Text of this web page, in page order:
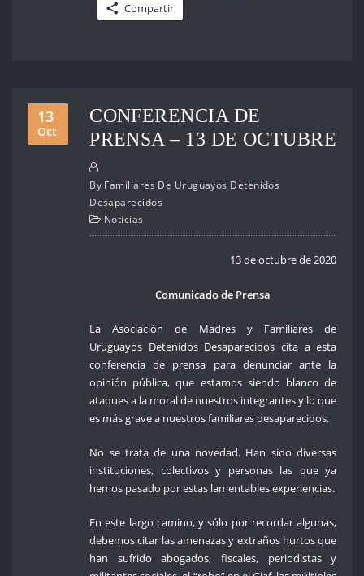
Compartir
13
Oct
CONFERENCIA DE
PRENSA – 13 DE OCTUBRE
By Familiares De Uruguayos Detenidos
Desaparecidos
Noticias
13 de octubre de 2020
Comunicado de Prensa
La Asociación de Madres y Familiares de
Uruguayos Detenidos Desaparecidos cita a esta
conferencia de prensa para denunciar ante la
opinión pública, que estamos siendo blanco de
ataques a la moral de nuestros integrantes y lo que
es más grave a nuestros familiares desaparecidos.
No se trata de una novedad. Han sido diversas
instituciones, colectivos y personas las que ya
hemos pasado por estas lamentables experiencias.
En este largo camino, y sólo por recordar algunas,
debemos citar las amenazas y extraños hurtos que
han sufrido abogados, fiscales, periodistas y